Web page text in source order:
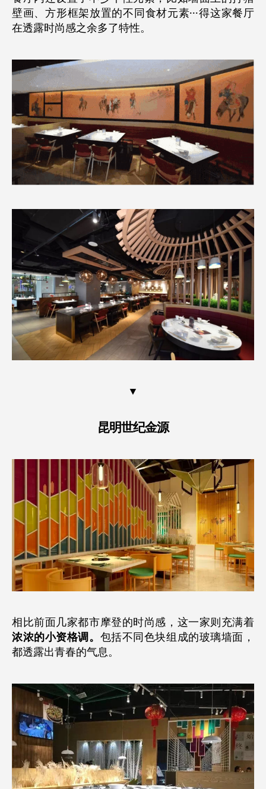
壁画、方形框架放置的不同食材元素···得这家餐厅
在透露时尚感之余多了特性。
▼
昆明世纪金源
相比前面几家都市摩登的时尚感，这一家则充满着
浓浓的小资格调。 包括不同色块组成的玻璃墙面，
都透露出青春的气息。